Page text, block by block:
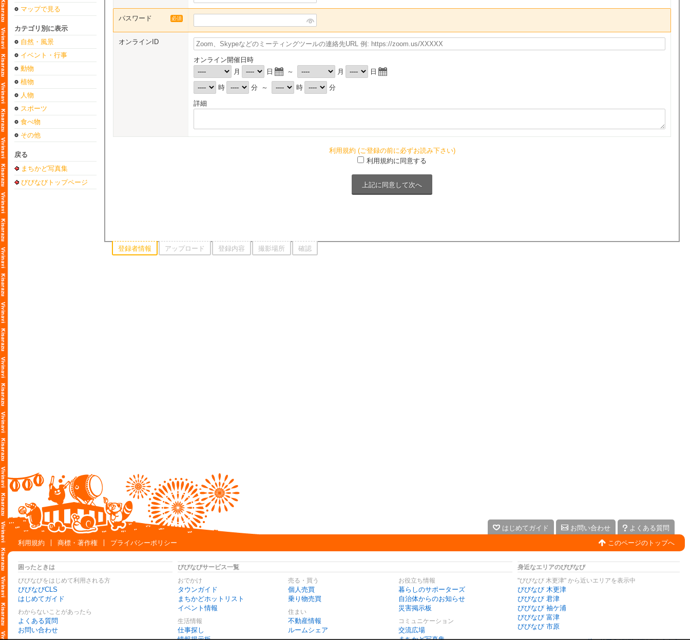
マップで見る
カテゴリ別に表示
自然・風景
イベント・行事
動物
植物
人物
スポーツ
食べ物
その他
戻る
まちかど写真集
びびなびトップページ
パスワード 必須
オンラインID
オンライン開催日時
月
日 ～ 月 日
時 分 ～ 時 分
詳細
利用規約 (ご登録の前に必ずお読み下さい)
利用規約に同意する
登録者情報 アップロード 登録内容 撮影場所 確認
はじめてガイド お問い合わせ
よくある質問
利用規約
商標・著作権 プライバシーポリシー このページのトップへ
困ったときは
びびなびをはじめて利用される方
びびなびCLS
はじめてガイド
わからないことがあったら
よくある質問
お問い合わせ
びびなびサービス一覧
おでかけ
タウンガイド
まちかどホットリスト
イベント情報
生活情報
仕事探し
売る・買う
個人売買
乗り物売買
住まい
不動産情報
ルームシェア
お役立ち情報
暮らしのサポーターズ
自治体からのお知らせ
災害掲示板
コミュニケーション
交流広場
身近なエリアのびびなび
"びびなび 木更津" から近いエリアを表示中
びびなび 木更津
びびなび 君津
びびなび 袖ケ浦
びびなび 富津
びびなび 市原